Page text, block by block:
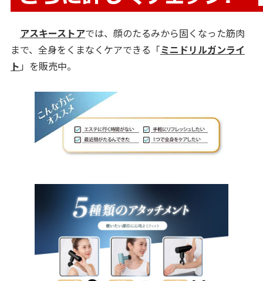
アスキーストアでは、顔のたるみから固くなった筋肉
まで、全身をくまなくケアできる「ミニドリルガンライ
ト 」を販売中。